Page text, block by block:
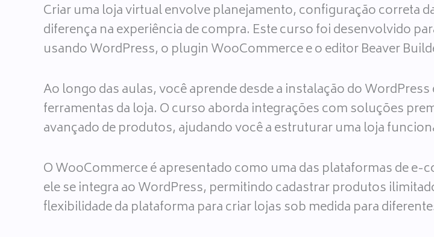
Criar uma loja virtual envolve planejamento, configuração correta
diferença na experiência de compra. Este curso foi desenvolvido
usando WordPress, o plugin WooCommerce e o editor Beaver
Ao longo das aulas, você aprende desde a instalação do
ferramentas da loja. O curso aborda integrações com soluções
avançado de produtos, ajudando você a estruturar uma loja
O WooCommerce é apresentado como uma das plataformas de
ele se integra ao WordPress, permitindo cadastrar produtos
flexibilidade da plataforma para criar lojas sob medida para